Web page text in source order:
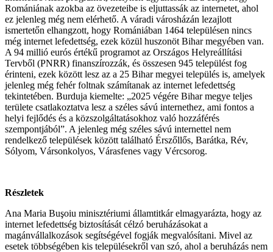
Romániának azokba az övezeteibe is eljuttassák az internetet, ahol
ez jelenleg még nem elérhető. A váradi városházán lezajlott
ismertetőn elhangzott, hogy Romániában 1464 településen nincs
még internet lefedettség, ezek közül huszonöt Bihar megyében van.
A 94 millió eurós értékű programot az Országos Helyreállítási
Tervből (PNRR) finanszírozzák, és összesen 945 települést fog
érinteni, ezek között lesz az a 25 Bihar megyei település is, amelyek
jelenleg még fehér foltnak számítanak az internet lefedettség
tekintetében. Burduja kiemelte: „2025 végére Bihar megye teljes
területe csatlakoztatva lesz a széles sávú internethez, ami fontos a
helyi fejlődés és a közszolgáltatásokhoz való hozzáférés
szempontjából”. A jelenleg még széles sávú internettel nem
rendelkező települések között található Érszőllős, Barátka, Rév,
Sólyom, Vársonkolyos, Várasfenes vagy Vércsorog.
Részletek
Ana Maria Buşoiu minisztériumi államtitkár elmagyarázta, hogy az
internet lefedettség biztosítását célzó beruházásokat a
magánvállalkozások segítségével fogják megvalósítani. Mivel az
esetek többségében kis településekről van szó, ahol a beruházás nem